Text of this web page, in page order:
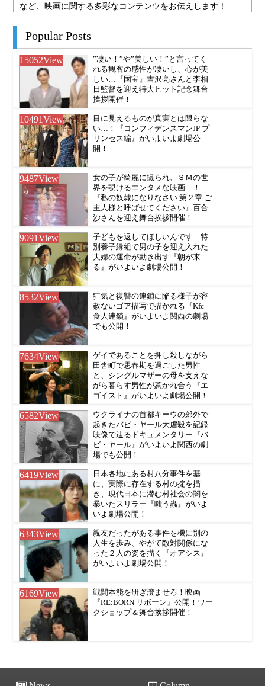
など、映画に関する多彩なコンテンツをお伝えします！
Popular Posts
15052View
”凄い！”や”美しい！”と言ってく
れる観客の感性が凄いし、心が美
しい…『国宝』吉沢亮さんと李相
日監督を迎え特大ヒット記念舞台
挨拶開催！
10491View
目に見えるものが真実とは限らな
い…！『コンフィデンスマンJP プ
リンセス編』がいよいよ劇場公
開！
9487View
女の子が綺麗に撮られ、ＳＭの世
界を覗けるエンタメな映画…！
『私の奴隷になりなさい 第２章 ご
主人様と呼ばせてください』百合
沙さんを迎え舞台挨拶開催！
9091View
子どもを返してほしいんです…特
別養子縁組で男の子を迎え入れた
夫婦の運命が動き出す『朝が来
る』がいよいよ劇場公開！
8532View
狂気と復讐の連鎖に陥る様子が容
赦ないゴア描写で描かれる『Kfc
食人連鎖』がいよいよ関西の劇場
でも公開！
7634View
ゲイであることを押し殺しながら
田舎町で思春期を過ごした男性
と、シングルマザーの母を支えな
がら暮らす男性が惹かれ合う『エ
ゴイスト』がいよいよ劇場公開！
6582View
ウクライナの首都キーウの郊外で
起きたバビ・ヤール大虐殺を記録
映像で辿るドキュメンタリー『バ
ビ・ヤール』がいよいよ関西の劇
場でも公開！
6419View
日本各地にある村八分事件を基
に、実際に存在する村の掟を描
き、現代日本に潜む村社会の闇を
暴いたスリラー『嗤う蟲』がいよ
いよ劇場公開！
6343View
親友だったがある事件を機に別の
人生を歩み、やがて敵対関係にな
った２人の姿を描く『オアシス』
がいよいよ劇場公開！
6169View
戦闘本能を研ぎ澄ませろ！映画
『RE:BORN リボーン』公開！ワー
クショップ＆舞台挨拶開催！